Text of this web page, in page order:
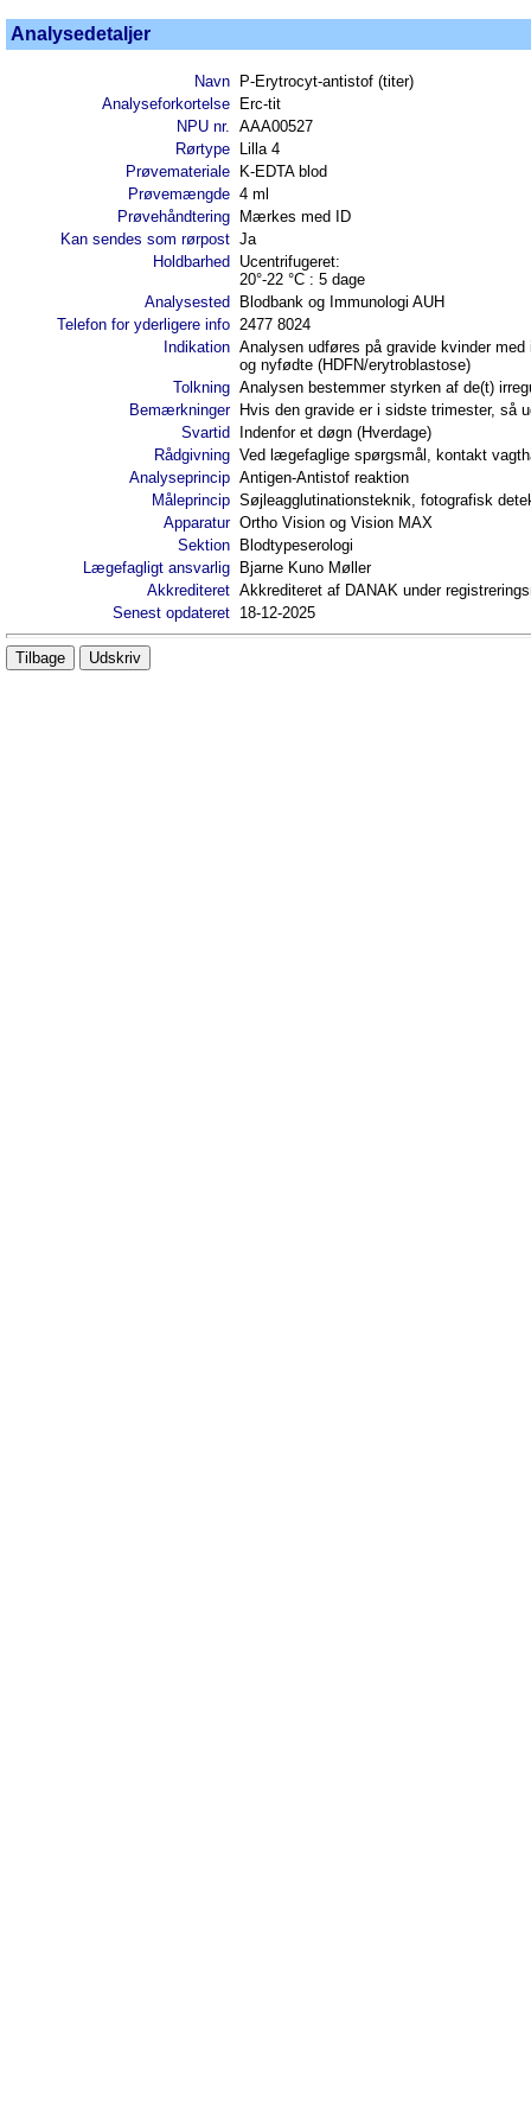
Analysedetaljer
Navn
P-Erytrocyt-antistof (titer)
Analyseforkortelse
Erc-tit
NPU nr. AAA00527
Rørtype
Lilla 4
Prøvemateriale
K-EDTA blod
Prøvemængde 4 ml
Prøvehåndtering
Mærkes med ID
Kan sendes som rørpost Ja
Holdbarhed
Ucentrifugeret:
20°-22 °C : 5 dage
Analysested
Blodbank og Immunologi AUH
Telefon for yderligere info 2477 8024
Indikation Analysen udføres på gravide kvinder
og nyfødte (HDFN/erytroblastose)
Tolkning Analysen bestemmer styrken af de(t)
Bemærkninger
Hvis den gravide er i sidste trimester, så
Svartid
Indenfor et døgn (Hverdage)
Rådgivning Ved lægefaglige spørgsmål, kontakt
Analyseprincip Antigen-Antistof reaktion
Måleprincip Søjleagglutinationsteknik, fotografisk
Apparatur Ortho Vision og Vision MAX
Sektion
Blodtypeserologi
Lægefagligt ansvarlig
Bjarne Kuno Møller
Akkrediteret Akkrediteret af DANAK under
Senest opdateret 18-12-2025